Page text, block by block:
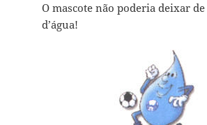
O mascote não poderia deixar
d’água!